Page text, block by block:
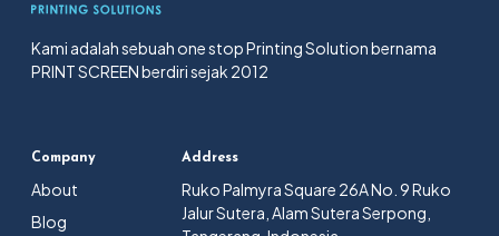
Kami adalah sebuah one stop Printing Solution bernama
PRINT SCREEN berdiri sejak 2012
Company
About
Blog
Address
Ruko Palmyra Square 26A No. 9 Ruko
Jalur Sutera, Alam Sutera Serpong,